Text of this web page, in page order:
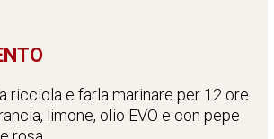
ricciola e farla marinare per 12 ore
limone, olio EVO e con pepe